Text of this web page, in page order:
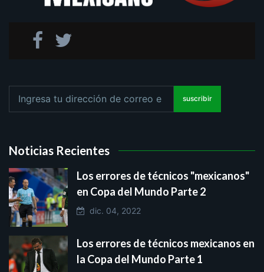
suscribir
Noticias Recientes
Los errores de técnicos "mexicanos"
en Copa del Mundo Parte 2
dic. 04, 2022
Los errores de técnicos mexicanos en
la Copa del Mundo Parte 1